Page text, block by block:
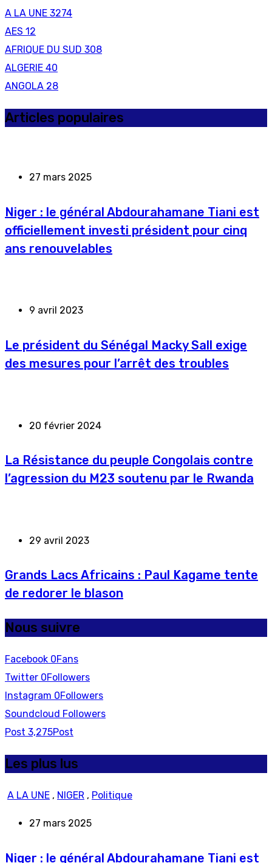
A LA UNE 3274
AES 12
AFRIQUE DU SUD 308
ALGERIE 40
ANGOLA 28
Articles populaires
27 mars 2025
Niger : le général Abdourahamane Tiani est
officiellement investi président pour cinq
ans renouvelables
9 avril 2023
Le président du Sénégal Macky Sall exige
des mesures pour l’arrêt des troubles
20 février 2024
La Résistance du peuple Congolais contre
l’agression du M23 soutenu par le Rwanda
29 avril 2023
Grands Lacs Africains : Paul Kagame tente
de redorer le blason
Nous suivre
Facebook 0Fans
Twitter 0Followers
Instagram 0Followers
Soundcloud Followers
Post 3,275Post
Les plus lus
A LA UNE , NIGER , Politique
27 mars 2025
Niger : le général Abdourahamane Tiani est